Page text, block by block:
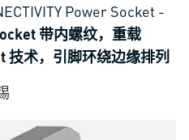
Power Socket -
带内螺纹，重载
技术，引脚环绕边缘排列